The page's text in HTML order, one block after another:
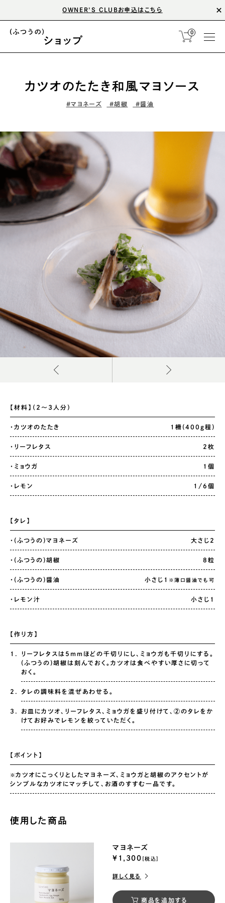
OWNER'S CLUBお申込はこちら
0
カツオのたたき和風マヨソース
#マヨネーズ #胡椒 #醤油
【材料】（２〜３人分）
・カツオのたたき 1柵(400g程)
・リーフレタス 2枚
・ミョウガ 1個
・レモン 1/6個
【タレ】
・(ふつうの)マヨネーズ 大さじ2
・(ふつうの)胡椒 8粒
・(ふつうの)醤油 小さじ1 ※薄口醤油でも可
・レモン汁 小さじ1
【作り方】
リーフレタスは5mmほどの千切りにし、ミョウガも千切りにする。
(ふつうの)胡椒は刻んでおく。カツオは食べやすい厚さに切って
おく。
タレの調味料を混ぜあわせる。
お皿にカツオ、リーフレタス、ミョウガを盛り付けて、②のタレをか
けてお好みでレモンを絞っていただく。
【ポイント】
※ カツオにこっくりとしたマヨネーズ、ミョウガと胡椒のアクセントが
シンプルなカツオにマッチして、お酒のすすむ一品です。
使用した商品
マヨネーズ
¥1,300 [税込]
詳しく見る
商品を追加する